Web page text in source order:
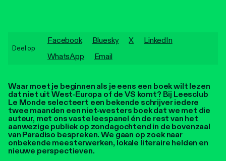
Waar moet je beginnen als je eens een boek wilt lezen
dat niet uit West-Europa of de VS komt? Bij Leesclub
Le Monde selecteert een bekende schrijver iedere
twee maanden een niet-westers boek dat we met die
auteur, met ons vaste leespanel én de rest van het
aanwezige publiek op zondagochtend in de bovenzaal
van Paradiso bespreken. We gaan op zoek naar
onbekende meesterwerken, lokale literaire helden en
nieuwe perspectieven.
Deel op
Facebook Bluesky X
LinkedIn
WhatsApp
Email
Locaties
Personen
Toegankelijkheid
Stadsdichter